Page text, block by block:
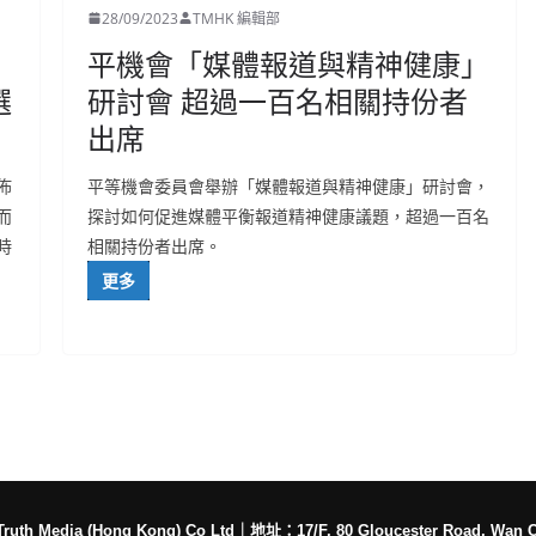
28/09/2023 TMHK 編輯部
平機會「媒體報道與精神健康」
研討會 超過一百名相關持份者
出席
平等機會委員會舉辦「媒體報道與精神健康」研討會，
探討如何促進媒體平衡報道精神健康議題，超過一百名
相關持份者出席。
更多
Media (Hong Kong) Co Ltd 地址：17/F, 80 Gloucester Road, Wan